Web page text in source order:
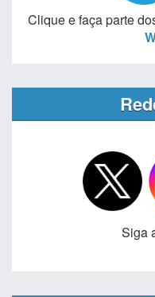
Clique e faça parte
Siga